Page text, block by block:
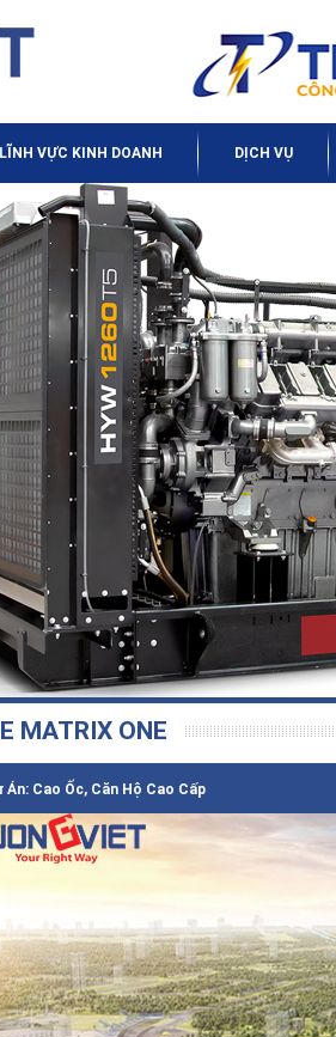
LĨNH VỰC KINH DOANH DỊCH VỤ
MATRIX ONE
Án: Cao Ốc, Căn Hộ Cao Cấp